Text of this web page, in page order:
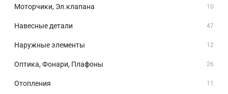
Моторчики, Эл.клапана 10
Навесные детали 47
Наружные элементы 12
Оптика, Фонари, Плафоны 26
Отопления 11